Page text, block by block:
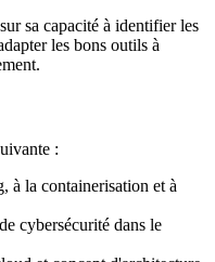
sa capacité à identifier les
les bons outils à
:
à la containerisation et à
cybersécurité dans le